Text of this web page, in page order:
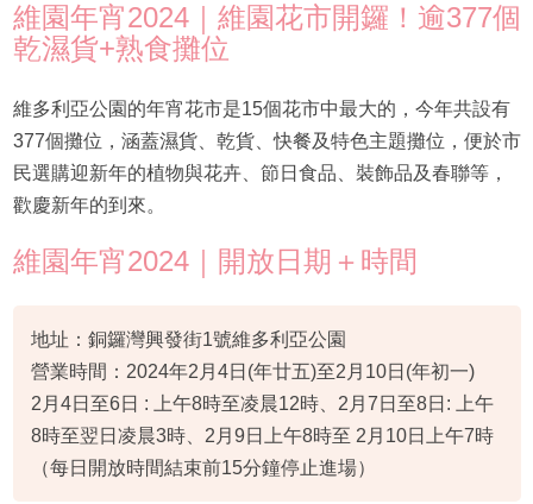
維園年宵2024｜維園花市開鑼！逾377個
乾濕貨+熟食攤位
維多利亞公園的年宵花市是15個花市中最大的，今年共設有
377個攤位，涵蓋濕貨、乾貨、快餐及特色主題攤位，便於市
民選購迎新年的植物與花卉、節日食品、裝飾品及春聯等，
歡慶新年的到來。
維園年宵2024｜開放日期＋時間
地址：銅鑼灣興發街1號維多利亞公園
營業時間：2024年2月4日(年廿五)至2月10日(年初一)
2月4日至6日 : 上午8時至凌晨12時、2月7日至8日: 上午
8時至翌日凌晨3時、2月9日上午8時至 2月10日上午7時
（每日開放時間結束前15分鐘停止進場）